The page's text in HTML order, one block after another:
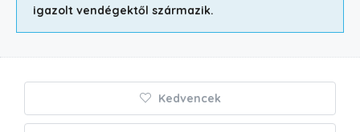
igazolt vendégektől származik.
Kedvencek